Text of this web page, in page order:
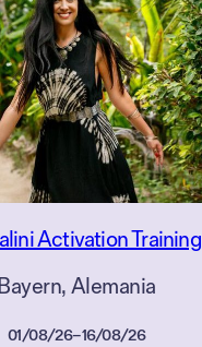
Activation Training
Bayern, Alemania
01/08/26–16/08/26